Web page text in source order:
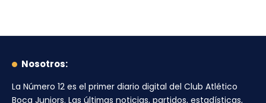
Nosotros:
La Número 12 es el primer diario digital del Club Atlético
Boca Juniors. Las últimas noticias, partidos, estadísticas,